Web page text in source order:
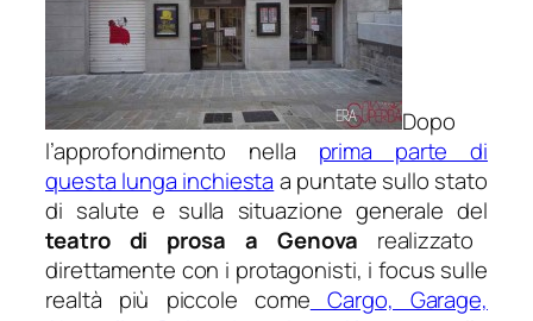
Dopo
l’approfondimento nella prima parte di
questa lunga inchiesta a puntate sullo stato
di salute e sulla situazione generale del
teatro di prosa a Genova realizzato
direttamente con i protagonisti, i focus sulle
realtà più piccole come Cargo, Garage,